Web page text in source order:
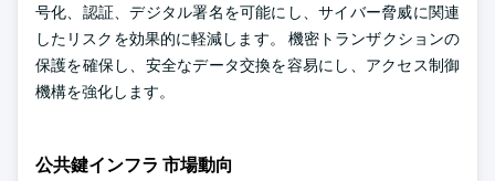
号化、認証、デジタル署名を可能にし、サイバー脅威に関連
したリスクを効果的に軽減します。 機密トランザクションの
保護を確保し、安全なデータ交換を容易にし、アクセス制御
機構を強化します。
公共鍵インフラ 市場動向